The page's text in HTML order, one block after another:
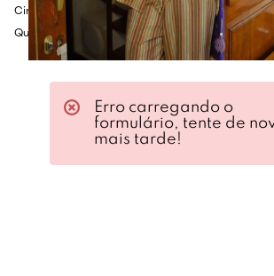
Cintura: 60cm
Quadril: 86cm
Erro carregando o
formulário, tente de
mais tarde!